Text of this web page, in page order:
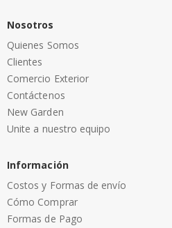
Nosotros
Quienes Somos
Clientes
Comercio Exterior
Contáctenos
New Garden
Unite a nuestro equipo
Información
Costos y Formas de envío
Cómo Comprar
Formas de Pago